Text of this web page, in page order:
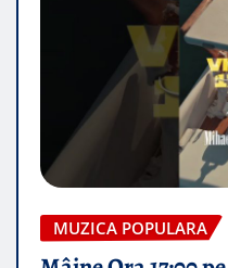
MUZICA POPULARA